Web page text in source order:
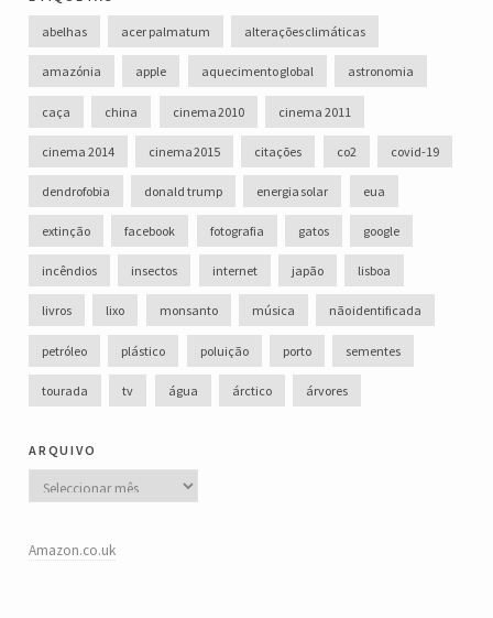
abelhas acer palmatum alterações climáticas
amazónia apple aquecimento global astronomia
caça china cinema 2010 cinema 2011
cinema 2014 cinema 2015 citações co2 covid-19
dendrofobia donald trump energia solar eua
extinção facebook fotografia gatos google
incêndios insectos internet japão lisboa
livros lixo monsanto música não identificada
petróleo plástico poluição porto sementes
tourada tv água árctico árvores
arquivo
Arquivo
Amazon.co.uk